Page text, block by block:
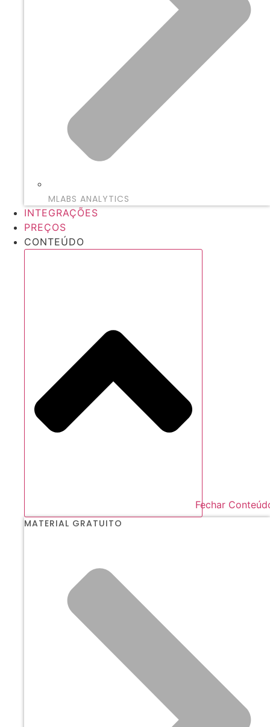
MLABS ANALYTICS
INTEGRAÇÕES
PREÇOS
CONTEÚDO
Fechar
MATERIAL GRATUITO